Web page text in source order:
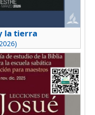
la tierra